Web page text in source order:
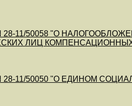
N 28-11/50058 "О
ЛИЦ
N 28-11/50050 "О ЕДИНОМ